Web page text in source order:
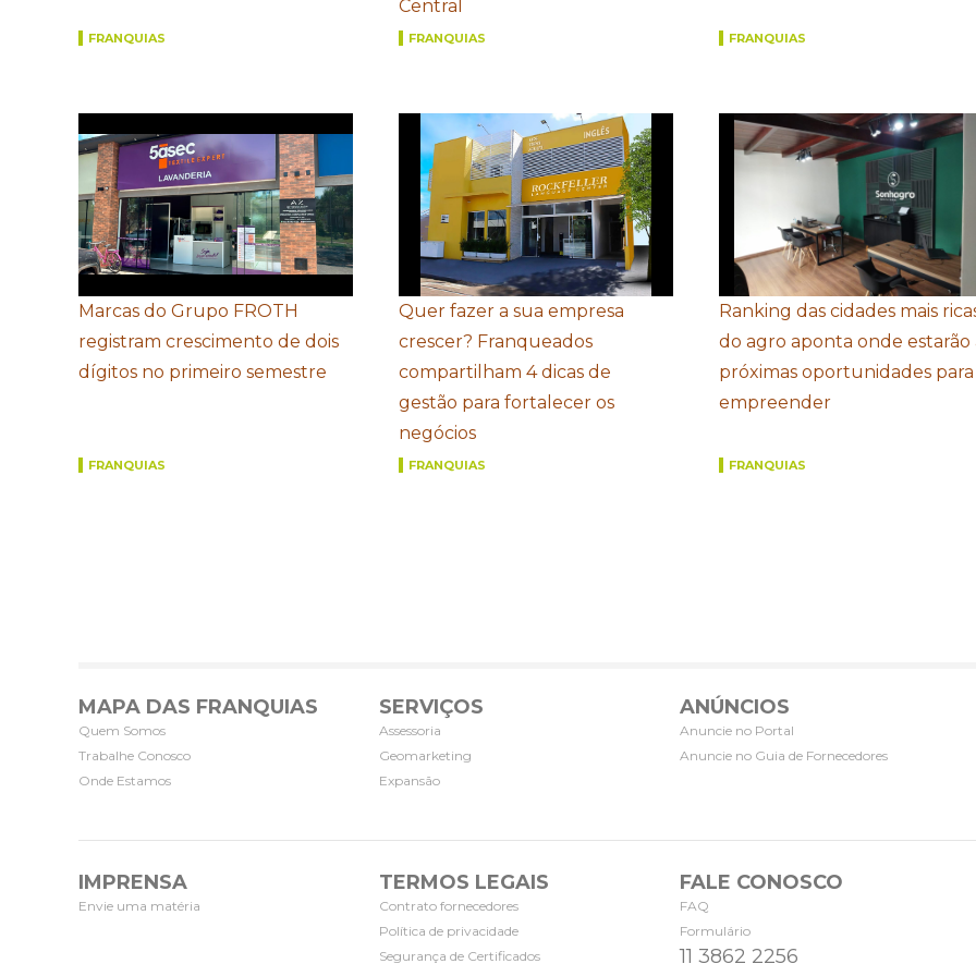
FRANQUIAS
Central
FRANQUIAS FRANQUIAS
Marcas do Grupo FROTH
registram crescimento de dois
dígitos no primeiro semestre
FRANQUIAS
Quer fazer a sua empresa
crescer? Franqueados
compartilham 4 dicas de
gestão para fortalecer os
negócios
FRANQUIAS
Ranking das cidades mais
do agro aponta onde estarão
próximas oportunidades para
empreender
FRANQUIAS
MAPA DAS FRANQUIAS
Quem Somos
Trabalhe Conosco
Onde Estamos
SERVIÇOS
Assessoria
Geomarketing
Expansão
ANÚNCIOS
Anuncie no Portal
Anuncie no Guia de Fornecedores
IMPRENSA
Envie uma matéria
TERMOS LEGAIS
Contrato fornecedores
Política de privacidade
Segurança de Certificados
FALE CONOSCO
FAQ
Formulário
11 3862 2256